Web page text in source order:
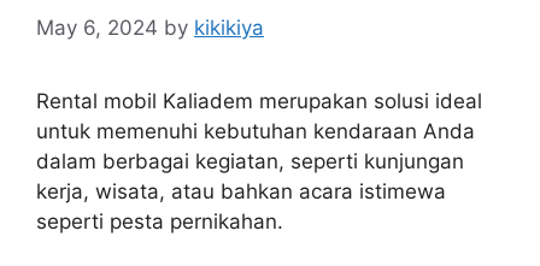
May 6, 2024 by kikikiya
Rental mobil Kaliadem merupakan solusi ideal
untuk memenuhi kebutuhan kendaraan Anda
dalam berbagai kegiatan, seperti kunjungan
kerja, wisata, atau bahkan acara istimewa
seperti pesta pernikahan.